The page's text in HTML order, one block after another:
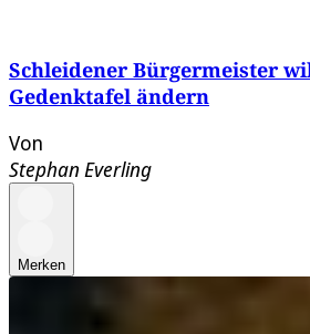
Schleidener Bürgermeister
Gedenktafel ändern
Von
Stephan Everling
Merken